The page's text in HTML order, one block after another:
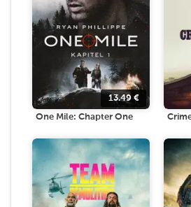
13.49 €
One Mile: Chapter One